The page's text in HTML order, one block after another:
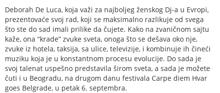
Deborah De Luca, koja važi za najboljeg ženskog Dj-a u Evropi,
prezentovaće svoj rad, koji se maksimalno razlikuje od svega
što ste do sad imali prilike da čujete. Kako na zvaničnom sajtu
kaže, ona “krade” zvuke sveta, onoga što se dešava oko nje,
zvuke iz hotela, taksija, sa ulice, televizije, i kombinuje ih čineći
muziku koja je u konstantnom procesu evolucije. Do sada je
svoj talenat uspešno predstavila širom sveta, a sada je možete
čuti i u Beogradu, na drugom danu festivala Carpe diem Hvar
goes Belgrade, u petak 6. septembra.